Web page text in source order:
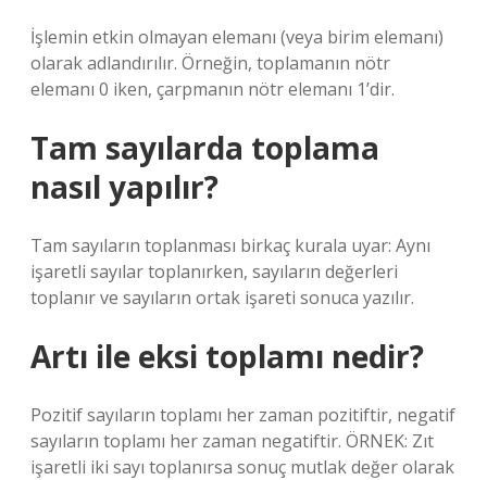
İşlemin etkin olmayan elemanı (veya birim elemanı)
olarak adlandırılır. Örneğin, toplamanın nötr
elemanı 0 iken, çarpmanın nötr elemanı 1’dir.
Tam sayılarda toplama
nasıl yapılır?
Tam sayıların toplanması birkaç kurala uyar: Aynı
işaretli sayılar toplanırken, sayıların değerleri
toplanır ve sayıların ortak işareti sonuca yazılır.
Artı ile eksi toplamı nedir?
Pozitif sayıların toplamı her zaman pozitiftir, negatif
sayıların toplamı her zaman negatiftir. ÖRNEK: Zıt
işaretli iki sayı toplanırsa sonuç mutlak değer olarak